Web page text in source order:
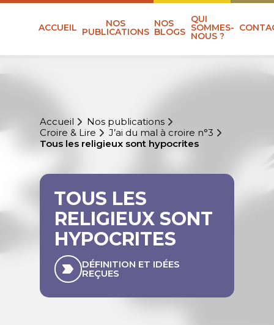
ACCUEIL NOS
PUBLICATIONS
NOS
BLOGS
QUI
SOMMES-
NOUS ?
Accueil
Nos publications
Croire & Lire
J’ai du mal à croire n°3
Tous les religieux sont hypocrites
TOUS LES
RELIGIEUX SONT
HYPOCRITES
DÉFINITION ET IDÉES
REÇUES